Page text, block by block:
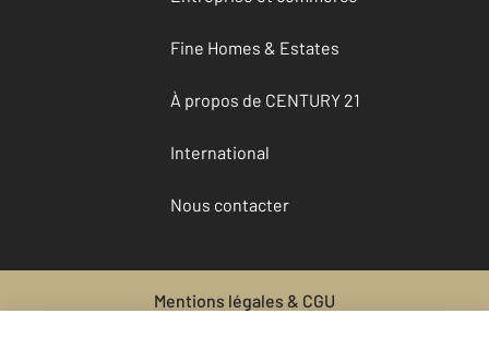
Fine Homes & Estates
À propos de CENTURY 21
International
Nous contacter
Mentions légales & CGU